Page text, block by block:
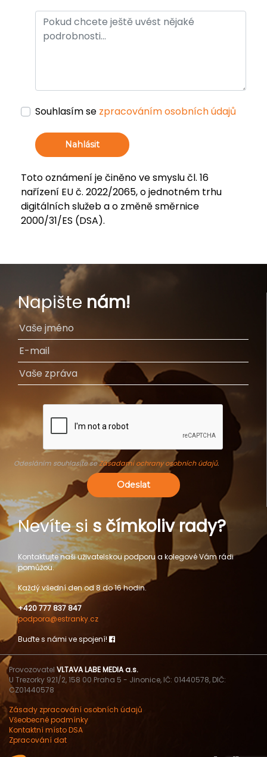
Souhlasím se zpracováním osobních údajů
Nahlásit
Toto oznámení je činěno ve smyslu čl. 16
nařízení EU č. 2022/2065, o jednotném trhu
digitálních služeb a o změně směrnice
2000/31/ES (DSA).
Napište nám!
Odesláním souhlasíte seZásadami ochrany osobních údajů.
Odeslat
Nevíte si s čímkoliv rady?
Kontaktujte naši uživatelskou podporu a kolegové Vám rádi
pomůžou.
Každý všední den od 8 do 16 hodin.
+420 777 837 847
podpora@estranky.cz
Buďte s námi ve spojení!
Provozovatel VLTAVA LABE MEDIA a.s.
U Trezorky 921/2, 158 00 Praha 5 - Jinonice, IČ: 01440578, DIČ:
CZ01440578
Zásady zpracování osobních údajů
Všeobecné podmínky
Kontaktní místo DSA
Zpracování dat